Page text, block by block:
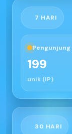
7 HARI
Pengunjung
199
unik (IP)
30 HARI